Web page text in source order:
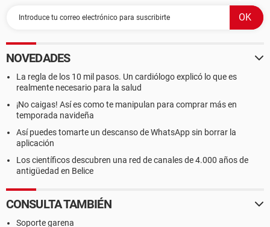
NOVEDADES
La regla de los 10 mil pasos. Un cardiólogo explicó lo que es
realmente necesario para la salud
¡No caigas! Así es como te manipulan para comprar más en
temporada navideña
Así puedes tomarte un descanso de WhatsApp sin borrar la
aplicación
Los científicos descubren una red de canales de 4.000 años de
antigüedad en Belice
CONSULTA TAMBIÉN
Soporte garena